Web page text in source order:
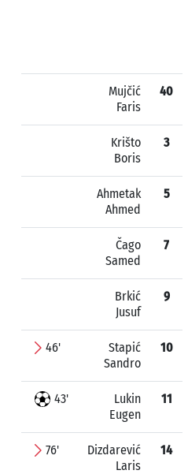
Mujčić
Faris
40
Krišto
Boris
3
Ahmetak
Ahmed
5
Čago
Samed
7
Brkić
Jusuf
9
46'
Stapić
Sandro
10
43'
Lukin
Eugen
11
76'
Dizdarević
Laris
14